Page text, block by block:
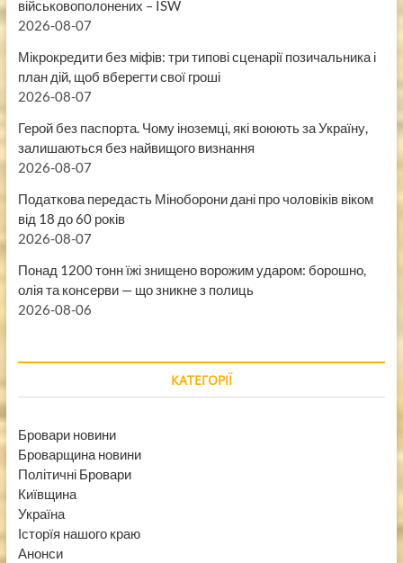
військовополонених – ISW
2026-08-07
Мікрокредити без міфів: три типові сценарії позичальника і
план дій, щоб вберегти свої гроші
2026-08-07
Герой без паспорта. Чому іноземці, які воюють за Україну,
залишаються без найвищого визнання
2026-08-07
Податкова передасть Міноборони дані про чоловіків віком
від 18 до 60 років
2026-08-07
Понад 1200 тонн їжі знищено ворожим ударом: борошно,
олія та консерви — що зникне з полиць
2026-08-06
КАТЕГОРІЇ
Бровари новини
Броварщина новини
Політичні Бровари
Київщина
Україна
Історїя нашого краю
Анонси